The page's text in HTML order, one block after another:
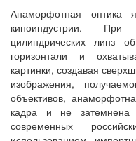
Анаморфотная оптика
киноиндустрии.
цилиндрических линз
горизонтали и
картинки, создавая
изображения,
объективов,
кадра и не затемнена
современных